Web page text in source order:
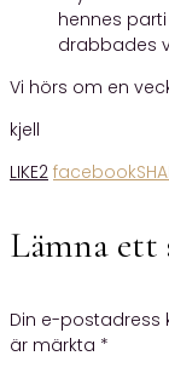
hennes
drabbades
Vi hörs om en
kjell
LIKE2 facebook
Lämna ett
Din e-postadress
är märkta *